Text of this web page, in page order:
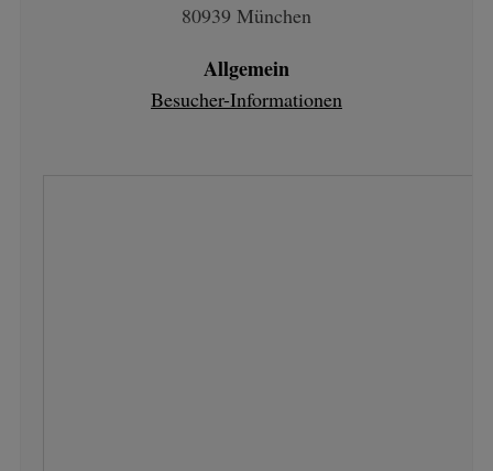
80939 München
Allgemein
Besucher-Informationen